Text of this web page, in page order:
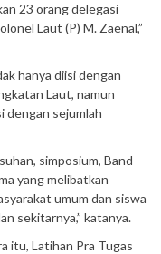
23 orang delegasi
Laut (P) M. Zaenal,”
hanya diisi dengan
Laut, namun
dengan sejumlah
simposium, Band
yang melibatkan
umum dan siswa
sekitarnya,” katanya.
itu, Latihan Pra Tugas